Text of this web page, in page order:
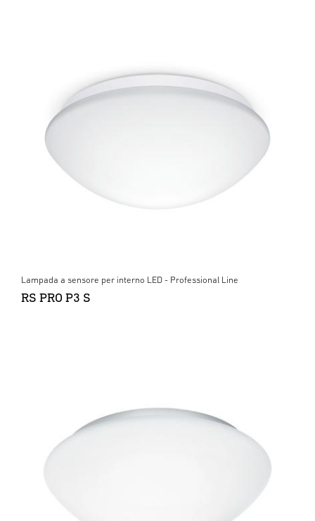
Lampada a sensore per interno LED - Professional Line
RS PRO P3 S